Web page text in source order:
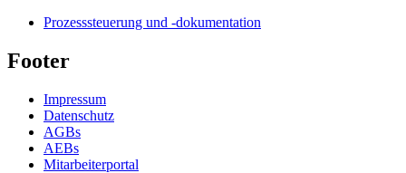
Prozesssteuerung und -dokumentation
Footer
Impressum
Datenschutz
AGBs
AEBs
Mitarbeiterportal